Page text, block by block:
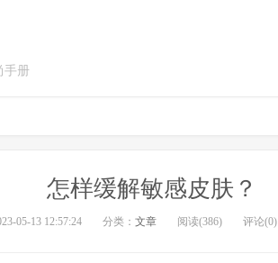
手册
怎样缓解敏感皮肤？
05-13 12:57:24 分类： 文章 阅读(386) 评论(0)